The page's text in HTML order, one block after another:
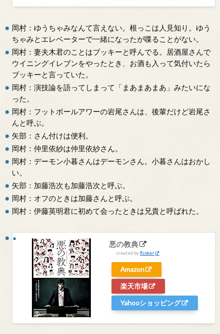
岡村：ゆうちゃみなんて言えない。根っこは人見知り。ゆう
ちゃみとエレベーターで一緒になったが喋ることがない。
岡村：妻夫木君のことはブッキーと呼んでる。居酒屋さんで
ウイニングイレブンをやったとき、お酒も入って気付いたら
ブッキーと言っていた。
岡村：演技論を語ってしまって「まあまあまあ」みたいにな
った。
岡村：フットボールアワーの岩尾さんは、後輩だけど岩尾さ
んと呼ぶ。
矢部：さん付けは便利。
岡村：仲里依紗は仲里依紗さん。
岡村：デーモン小暮さんはデーモンさん。小暮さんはおかし
い。
矢部：加藤浩次も加藤浩次と呼ぶ。
岡村：オフのときは加藤さんと呼ぶ。
岡村：伊藤英明君に初めて会ったときは兄貴と呼ばれた。
悪の教典
created by Rinker
Amazon
楽天市場
Yahooショッピング